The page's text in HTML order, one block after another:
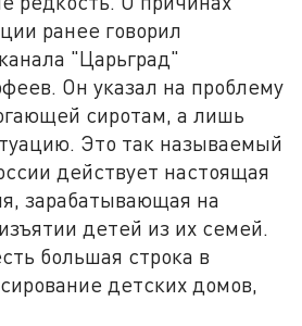
ранее говорил
"Царьград"
Он указал на проблему
сиротам, а лишь
Это так называемый
действует настоящая
зарабатывающая на
детей из их семей.
большая строка в
детских домов,